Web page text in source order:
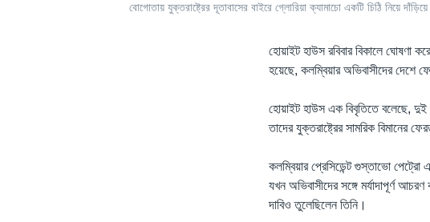
বোগোতায় যুক্তরাষ্ট্রের দূতাবাসের বাইরে গ্লোরিয়া ক্যামাচো একটি চিঠি নিয়ে
হোয়াইট হাউস রবিবার বিকালে ঘোষণা
হয়েছে, কলম্বিয়ার অভিবাসীদের দেশে
হোয়াইট হাউস এক বিবৃতিতে বলেছে, দুই
তাদের যুক্তরাষ্ট্রের সামরিক বিমানের
কলম্বিয়ার প্রেসিডেন্ট গুস্তাভো পেট্রো
যখন অভিবাসীদের সঙ্গে মর্যাদাপূর্ণ
দাবিও তুলেছিলেন তিনি।